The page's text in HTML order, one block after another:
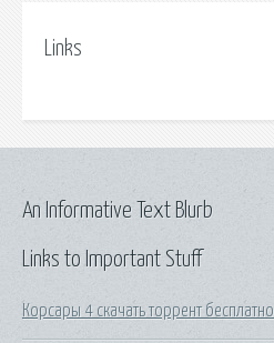
Links
Links to Important Stuff
Корсары 4 скачать торрент бесплатно
An Informative Text Blurb